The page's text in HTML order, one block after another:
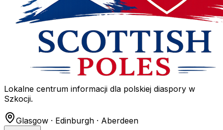
Lokalne centrum informacji dla polskiej diaspory w
Szkocji.
Glasgow · Edinburgh · Aberdeen